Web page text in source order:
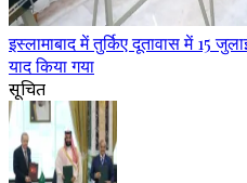
इस्लामाबाद में तुर्किए दूतावास में 15
याद किया गया
सूचित